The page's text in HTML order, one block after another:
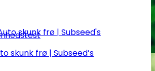
skunk frø | Subseed’s